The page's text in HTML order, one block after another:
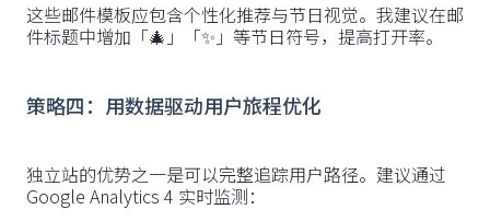
这些邮件模板应包含个性化推荐与节日视觉。我建议在邮
件标题中增加「🎄」「✨」等节日符号，提高打开率。
策略四：用数据驱动用户旅程优化
独立站的优势之一是可以完整追踪用户路径。建议通过
Google Analytics 4 实时监测：